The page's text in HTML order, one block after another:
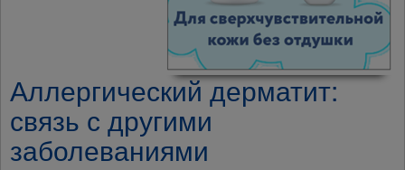
Аллергический дерматит:
связь с другими
заболеваниями